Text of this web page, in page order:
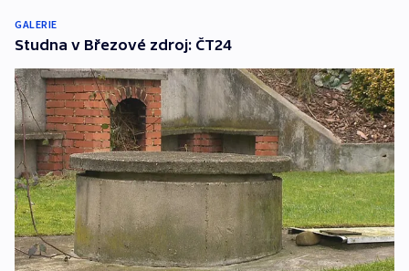
GALERIE
Studna v Březové zdroj: ČT24